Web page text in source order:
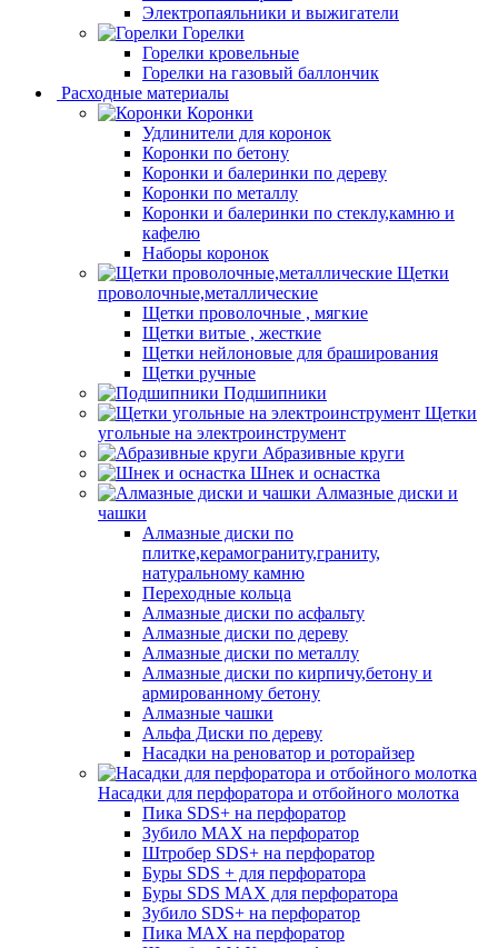
Электропаяльники и выжигатели
Горелки
Горелки кровельные
Горелки на газовый баллончик
Расходные материалы
Коронки
Удлинители для коронок
Коронки по бетону
Коронки и балеринки по дереву
Коронки по металлу
Коронки и балеринки по стеклу,камню и
кафелю
Наборы коронок
Щетки
проволочные,металлические
Щетки проволочные , мягкие
Щетки витые , жесткие
Щетки нейлоновые для браширования
Щетки ручные
Подшипники
Щетки
угольные на электроинструмент
Абразивные круги
Шнек и оснастка
Алмазные диски и
чашки
Алмазные диски по
плитке,керамограниту,граниту,
натуральному камню
Переходные кольца
Алмазные диски по асфальту
Алмазные диски по дереву
Алмазные диски по металлу
Алмазные диски по кирпичу,бетону и
армированному бетону
Алмазные чашки
Альфа Диски по дереву
Насадки на реноватор и роторайзер
Насадки для перфоратора и отбойного молотка
Пика SDS+ на перфоратор
Зубило MAX на перфоратор
Штробер SDS+ на перфоратор
Буры SDS + для перфоратора
Буры SDS MAX для перфоратора
Зубило SDS+ на перфоратор
Пика MAX на перфоратор